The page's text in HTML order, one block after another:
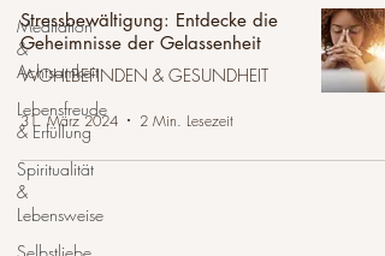
Meditation
&
Achtsamkeit
Lebensfreude
& Erfüllung
Spiritualität
&
Lebensweise
Stressbewältigung: Entdecke die
Geheimnisse der Gelassenheit
WOHLBEFINDEN & GESUNDHEIT
31. März 2024 2 Min. Lesezeit